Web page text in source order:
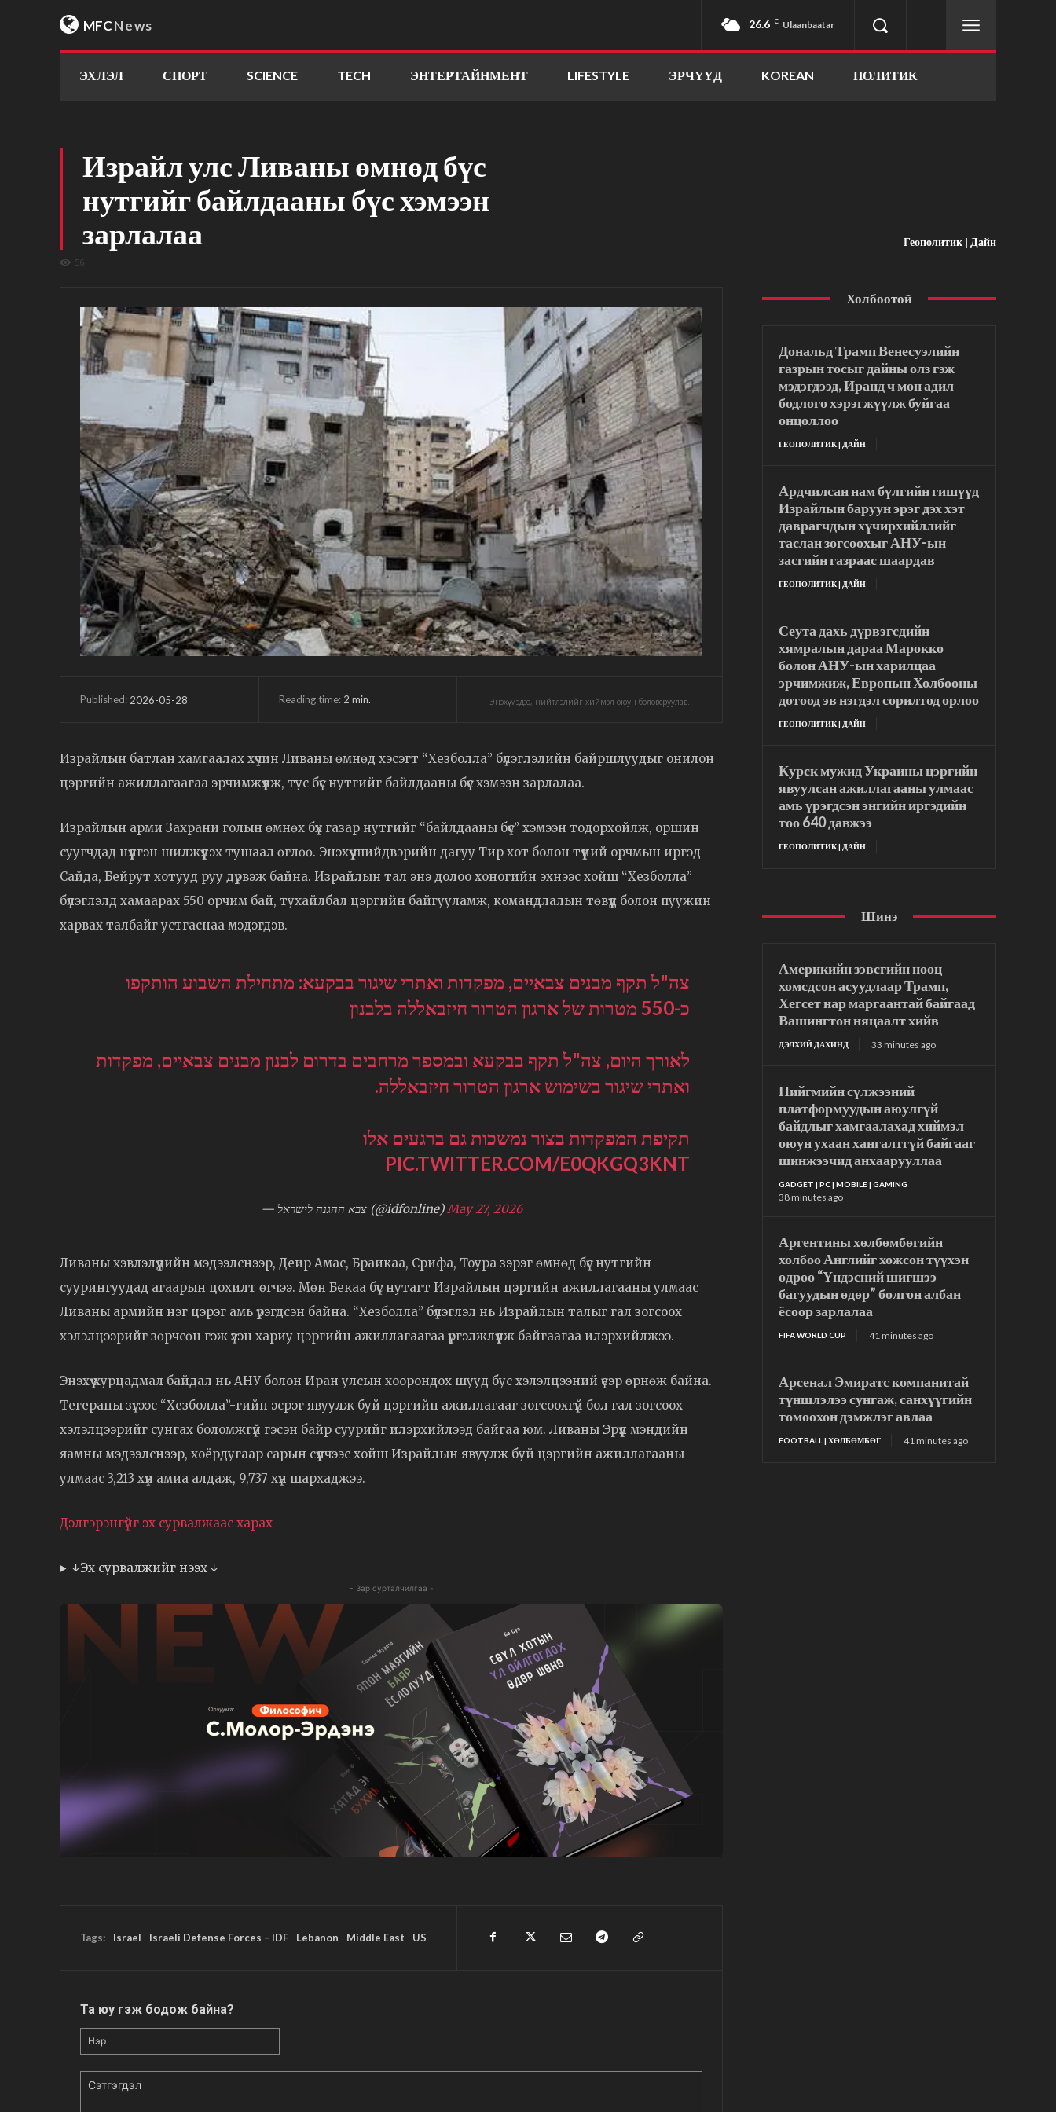
MFCNews 26.6 C Ulaanbaatar
ЭХЛЭЛ СПОРТ SCIENCE TECH ЭНТЕРТАЙНМЕНТ LIFESTYLE ЭРЧҮҮД KOREAN ПОЛИТИК
Израйл улс Ливаны өмнөд бүс
нутгийг байлдааны бүс хэмээн
зарлалаа
56
Геополитик | Дайн
Published: 2026-05-28 Reading time: 2 min. Энэхүү мэдээ, нийтлэлийг хиймэл оюун боловсруулав.
Израйлын батлан хамгаалах хүчин Ливаны өмнөд хэсэгт “Хезболла” бүлэглэлийн байршлуудыг онилон
цэргийн ажиллагаагаа эрчимжүүлж, тус бүс нутгийг байлдааны бүс хэмээн зарлалаа.
Израйлын арми Захрани голын өмнөх бүх газар нутгийг “байлдааны бүс” хэмээн тодорхойлж, оршин
суугчдад нүүлгэн шилжүүлэх тушаал өглөө. Энэхүү шийдвэрийн дагуу Тир хот болон түүний орчмын иргэд
Сайда, Бейрут хотууд руу дүрвэж байна. Израйлын тал энэ долоо хоногийн эхнээс хойш “Хезболла”
бүлэглэлд хамаарах 550 орчим бай, тухайлбал цэргийн байгууламж, командлалын төвүүд болон пуужин
харвах талбайг устгаснаа мэдэгдэв.
צה"ל תקף מבנים צבאיים, מפקדות ואתרי שיגור בבקעא: מתחילת השבוע הותקפו
כ-550 מטרות של ארגון הטרור חיזבאללה בלבנון
לאורך היום, צה"ל תקף בבקעא ובמספר מרחבים בדרום לבנון מבנים צבאיים, מפקדות
ואתרי שיגור בשימוש ארגון הטרור חיזבאללה.
תקיפת המפקדות בצור נמשכות גם ברגעים אלו
PIC.TWITTER.COM/E0QKGQ3KNT
— צבא ההגנה לישראל (@idfonline)May 27, 2026
Ливаны хэвлэлүүдийн мэдээлснээр, Деир Амас, Браикаа, Срифа, Тоура зэрэг өмнөд бүс нутгийн
суурингуудад агаарын цохилт өгчээ. Мөн Бекаа бүс нутагт Израйлын цэргийн ажиллагааны улмаас
Ливаны армийн нэг цэрэг амь үрэгдсэн байна. “Хезболла” бүлэглэл нь Израйлын талыг гал зогсоох
хэлэлцээрийг зөрчсөн гэж үзэн хариу цэргийн ажиллагаагаа үргэлжлүүлж байгаагаа илэрхийлжээ.
Энэхүү хурцадмал байдал нь АНУ болон Иран улсын хоорондох шууд бус хэлэлцээний үеэр өрнөж байна.
Тегераны зүгээс “Хезболла”-гийн эсрэг явуулж буй цэргийн ажиллагааг зогсоохгүй бол гал зогсоох
хэлэлцээрийг сунгах боломжгүй гэсэн байр суурийг илэрхийлээд байгаа юм. Ливаны Эрүүл мэндийн
яамны мэдээлснээр, хоёрдугаар сарын сүүлчээс хойш Израйлын явуулж буй цэргийн ажиллагааны
улмаас 3,213 хүн амиа алдаж, 9,737 хүн шархаджээ.
Дэлгэрэнгүйг эх сурвалжаас харах
↓Эх сурвалжийг нээх ↓
- Зар сурталчилгаа -
Tags: Israel Israeli Defense Forces – IDF Lebanon Middle East US
Та юу гэж бодож байна?
Холбоотой
Дональд Трамп Венесуэлийн
газрын тосыг дайны олз гэж
мэдэгдээд, Иранд ч мөн адил
бодлого хэрэгжүүлж буйгаа
онцоллоо
ГЕОПОЛИТИК | ДАЙН
Ардчилсан нам бүлгийн гишүүд
Израйлын баруун эрэг дэх хэт
даврагчдын хүчирхийллийг
таслан зогсоохыг АНУ-ын
засгийн газраас шаардав
ГЕОПОЛИТИК | ДАЙН
Сеута дахь дүрвэгсдийн
хямралын дараа Марокко
болон АНУ-ын харилцаа
эрчимжиж, Европын Холбооны
дотоод эв нэгдэл сорилтод орлоо
ГЕОПОЛИТИК | ДАЙН
Курск мужид Украины цэргийн
явуулсан ажиллагааны улмаас
амь үрэгдсэн энгийн иргэдийн
тоо 640 давжээ
ГЕОПОЛИТИК | ДАЙН
Шинэ
Америкийн зэвсгийн нөөц
хомсдсон асуудлаар Трамп,
Хегсет нар маргаантай байгаад
Вашингтон няцаалт хийв
ДЭЛХИЙ ДАХИНД 33 minutes ago
Нийгмийн сүлжээний
платформуудын аюулгүй
байдлыг хамгаалахад хиймэл
оюун ухаан хангалтгүй байгааг
шинжээчид анхаарууллаа
GADGET | PC | MOBILE | GAMING
38 minutes ago
Аргентины хөлбөмбөгийн
холбоо Английг хожсон түүхэн
өдрөө “Үндэсний шигшээ
багуудын өдөр” болгон албан
ёсоор зарлалаа
FIFA WORLD CUP 41 minutes ago
Арсенал Эмиратс компанитай
түншлэлээ сунгаж, санхүүгийн
томоохон дэмжлэг авлаа
FOOTBALL | ХӨЛБӨМБӨГ 41 minutes ago